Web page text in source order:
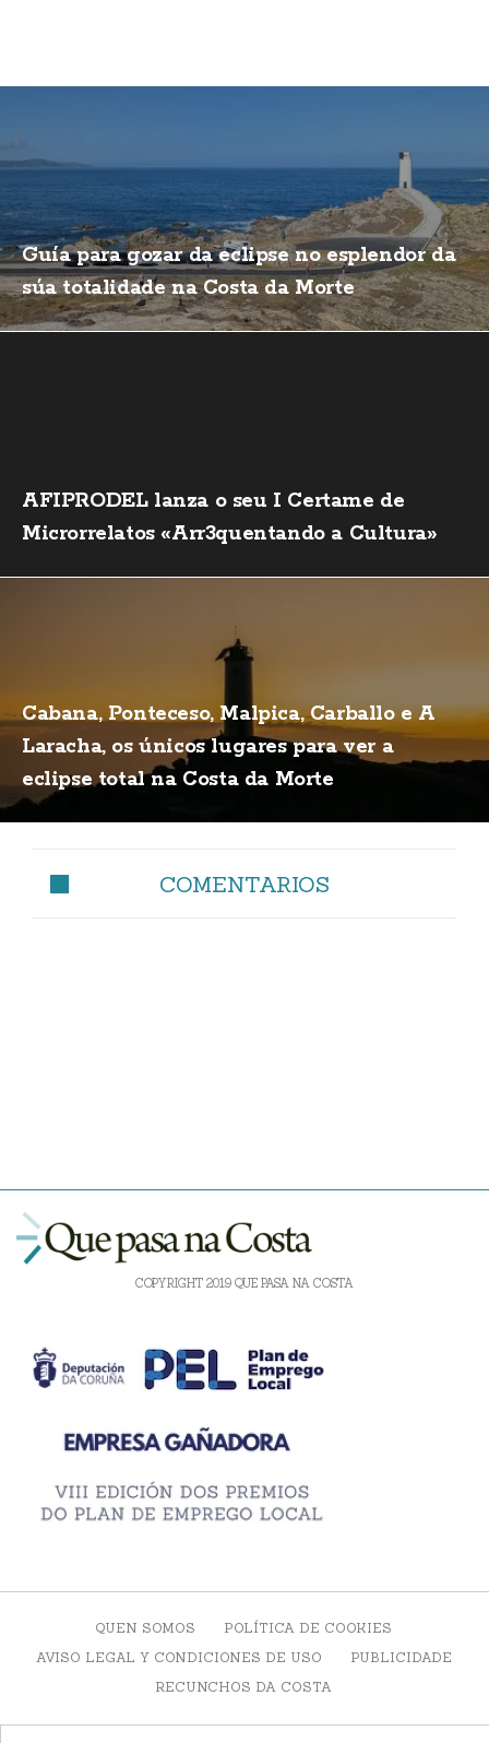
Guía para gozar da eclipse no esplendor da
súa totalidade na Costa da Morte
AFIPRODEL lanza o seu I Certame de
Microrrelatos «Arr3quentando a Cultura»
Cabana, Ponteceso, Malpica, Carballo e A
Laracha, os únicos lugares para ver a
eclipse total na Costa da Morte
COMENTARIOS
COPYRIGHT 2019 QUE PASA NA COSTA
QUEN SOMOS
POLÍTICA DE COOKIES
AVISO LEGAL Y CONDICIONES DE USO
PUBLICIDADE
RECUNCHOS DA COSTA